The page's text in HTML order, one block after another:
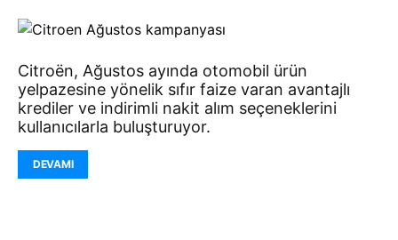
Citroën, Ağustos ayında otomobil ürün
yelpazesine yönelik sıfır faize varan avantajlı
krediler ve indirimli nakit alım seçeneklerini
kullanıcılarla buluşturuyor.
DEVAMI